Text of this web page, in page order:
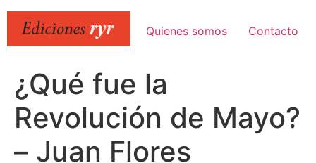
contenido
Quienes somos Contacto
¿Qué fue la
Revolución de Mayo?
– Juan Flores